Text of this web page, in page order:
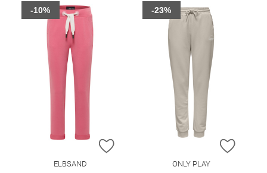
ZUR WUNSCHLISTE HINZUFÜGEN
ELBSAND
-10%
ZUR
ONLY PLAY
-23%